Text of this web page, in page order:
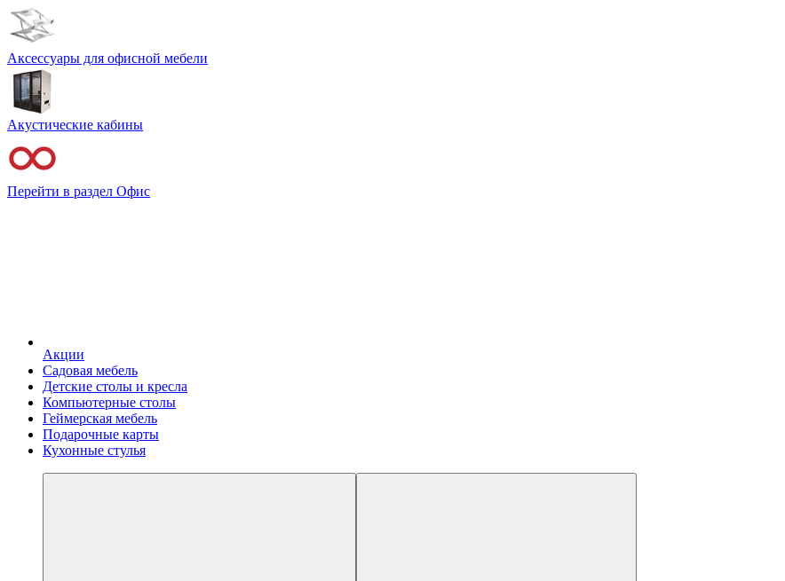
Аксессуары для офисной мебели
Акустические кабины
Перейти в раздел Офис
Акции
Садовая мебель
Детские столы и кресла
Компьютерные столы
Геймерская мебель
Подарочные карты
Кухонные стулья